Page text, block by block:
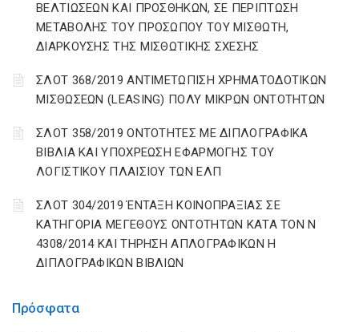
Πρόσφατα
ΒΕΛΤΙΩΣΕΩΝ ΚΑΙ ΠΡΟΣΘΗΚΩΝ, ΣΕ ΠΕΡΙΠΤΩΣΗ
ΜΕΤΑΒΟΛΗΣ ΤΟΥ ΠΡΟΣΩΠΟΥ ΤΟΥ ΜΙΣΘΩΤΗ,
ΔΙΑΡΚΟΥΣΗΣ ΤΗΣ ΜΙΣΘΩΤΙΚΗΣ ΣΧΕΣΗΣ
ΣΛΟΤ 368/2019 ΑΝΤΙΜΕΤΩΠΙΣΗ ΧΡΗΜΑΤΟΔΟΤΙΚΩΝ
ΜΙΣΘΩΣΕΩΝ (LEASING) ΠΟΛΥ ΜΙΚΡΩΝ ΟΝΤΟΤΗΤΩΝ
ΣΛΟΤ 358/2019 ΟΝΤΟΤΗΤΕΣ ΜΕ ΔΙΠΛΟΓΡΑΦΙΚΑ
ΒΙΒΛΙΑ ΚΑΙ ΥΠΟΧΡΕΩΣΗ ΕΦΑΡΜΟΓΗΣ ΤΟΥ
ΛΟΓΙΣΤΙΚΟΥ ΠΛΑΙΣΙΟΥ ΤΩΝ ΕΛΠ
ΣΛΟΤ 304/2019 ΈΝΤΑΞΗ ΚΟΙΝΟΠΡΑΞΙΑΣ ΣΕ
ΚΑΤΗΓΟΡΙΑ ΜΕΓΕΘΟΥΣ ΟΝΤΟΤΗΤΩΝ ΚΑΤΑ ΤΟΝ Ν
4308/2014 ΚΑΙ ΤΗΡΗΣΗ ΑΠΛΟΓΡΑΦΙΚΩΝ Η
ΔΙΠΛΟΓΡΑΦΙΚΩΝ ΒΙΒΛΙΩΝ